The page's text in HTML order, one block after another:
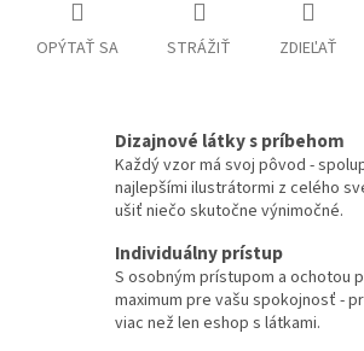
OPÝTAŤ SA STRÁŽIŤ ZDIEĽAŤ
Dizajnové látky s príbehom
Každý vzor má svoj pôvod -
najlepšími ilustrátormi z celého
ušiť niečo skutočne výnimočné.
Individuálny prístup
S osobným prístupom a ochotou
maximum pre vašu spokojnosť -
viac než len eshop s látkami.